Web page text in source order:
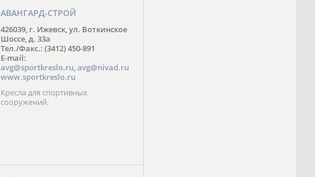
АВАНГАРД-СТРОЙ
426039, г. Ижевск, ул. Воткинское
Шоссе, д. 33а
Тел./Факс.: (3412) 450-891
E-mail:
avg@sportkreslo.ru,avg@nivad.ru
www.sportkreslo.ru
Кресла для спортивных
сооружений.